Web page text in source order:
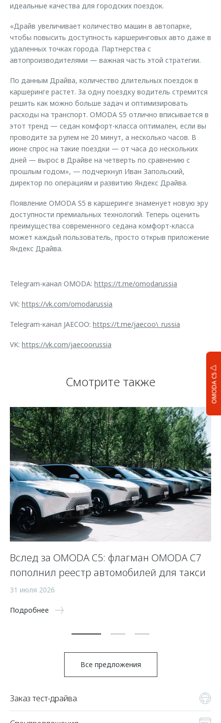
OMODA C5
идеальные качества для городских поездок.
«Драйв увеличивает количество машин в автопарке,
чтобы повысить доступность каршеринговых авто даже в
удаленных точках города. Партнерства с
автопроизводителями — важная часть этой стратегии.
По данным Драйва, количество длительных поездок в
каршеринге растет. За одну поездку водитель стремится
решить как можно больше задач и оптимизировать
расходы на транспорт. OMODA S5 отлично вписывается в
этот тренд — седан комфорт-класса оптимален, если вы
проводите за рулем не 20 минут, а несколько часов. В
июне спрос на такие поездки — от часа до нескольких
дней — вырос в Драйве на четверть по сравнению с
прошлым годом», — подчеркнул Иван Запольский,
директор по операциям и развитию Яндекс Драйва.
Появление OMODA S5 в каршеринге знаменует новую эру
доступности премиальных технологий. Теперь оценить
преимущества современного седана комфорт-класса
может каждый пользователь, просто открыв приложение
Яндекс Драйва.
Telegram-канал OMODA: https://t.me/omodarussia
VK: https://vk.com/omodarussia
Telegram-канал JAECOO: https://t.me/jaecoo\_russia
VK: https://vk.com/jaecoorussia
Смотрите также
Вслед за OMODA C5: флагман OMODA C7
пополнил реестр автомобилей для такси
31 июля 2026
Подробнее
Все предложения
Заказ тест-драйва